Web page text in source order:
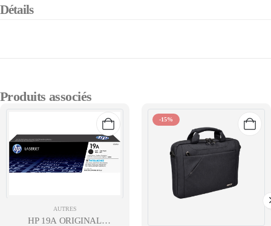
Détails
Produits associés
AUTRES
HP 19A ORIGINAL
-15%